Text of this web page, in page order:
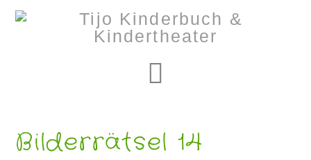
Bilderrätsel 14